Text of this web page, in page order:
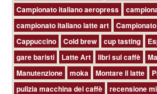
Campionato italiano aeropress
campionato italiano latte art
Cappuccino
Cold brew cup tasting
gare baristi
Latte Art libri sul caffè
Manutenzione
moka Montare il latte
pulizia macchina del caffè
recensione